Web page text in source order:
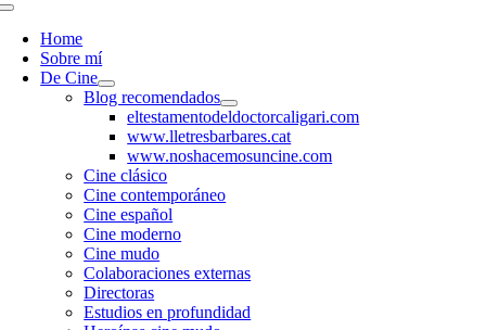
Toggle
NavigationHome
Sobre mí
De Cine
Blog recomendados
eltestamentodeldoctorcaligari.com
www.lletresbarbares.cat
www.noshacemosuncine.com
Cine clásico
Cine contemporáneo
Cine español
Cine moderno
Cine mudo
Colaboraciones externas
Directoras
Estudios en profundidad